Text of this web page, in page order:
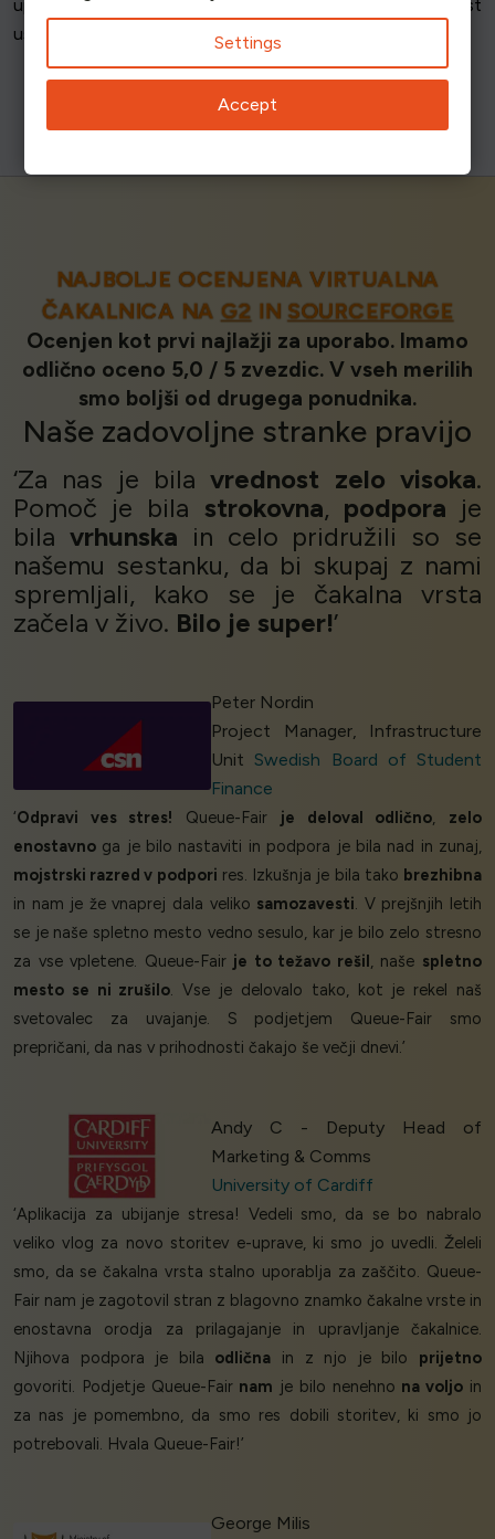
upravičenost lahko bistveno povečate verjetnost
uspešnega zagotavljanja vstopnic v predprodaji.
NAJBOLJE OCENJENA VIRTUALNA
ČAKALNICA NAG2 IN SOURCEFORGE
Ocenjen kot prvi najlažji za uporabo. Imamo
odlično oceno 5,0 / 5 zvezdic. V vseh merilih
smo boljši od drugega ponudnika.
Naše zadovoljne stranke pravijo
‘Za nas je bilavrednost zelo visoka.
Pomoč je bila strokovna, podpora je
bila vrhunska in celo pridružili so se
našemu sestanku, da bi skupaj z nami
spremljali, kako se je čakalna vrsta
začela v živo. Bilo je super!’
Peter Nordin
Project Manager, Infrastructure
Unit Swedish Board of Student
Finance
‘Odpravi ves stres! Queue-Fair je deloval odlično, zelo
enostavno ga je bilo nastaviti in podpora je bila nad in zunaj,
mojstrski razred v podpori res. Izkušnja je bila tako brezhibna
in nam je že vnaprej dala veliko samozavesti. V prejšnjih letih
se je naše spletno mesto vedno sesulo, kar je bilo zelo stresno
za vse vpletene. Queue-Fair je to težavo rešil , naše spletno
mesto se ni zrušilo. Vse je delovalo tako, kot je rekel naš
svetovalec za uvajanje. S podjetjem Queue-Fair smo
prepričani, da nas v prihodnosti čakajo še večji dnevi.’
Andy C - Deputy Head of
Marketing & Comms
University of Cardiff
‘Aplikacija za ubijanje stresa! Vedeli smo, da se bo nabralo
veliko vlog za novo storitev e-uprave, ki smo jo uvedli. Želeli
smo, da se čakalna vrsta stalno uporablja za zaščito. Queue-
Fair nam je zagotovil stran z blagovno znamko čakalne vrste in
enostavna orodja za prilagajanje in upravljanje čakalnice.
Njihova podpora je bila odlična in z njo je bilo prijetno
govoriti. Podjetje Queue-Fair nam je bilo nenehno na voljo in
za nas je pomembno, da smo res dobili storitev, ki smo jo
potrebovali. Hvala Queue-Fair!’
George Milis
Settings
Accept